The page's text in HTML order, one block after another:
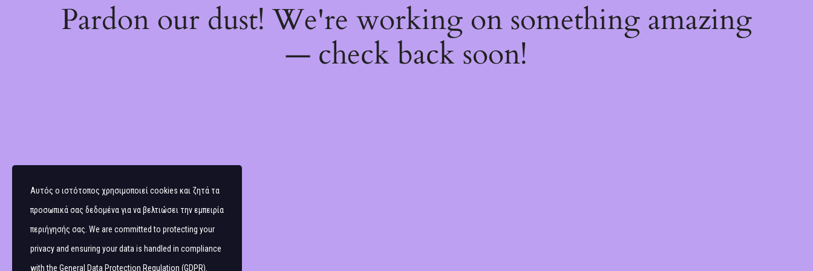
Pardon our dust! We're working on something amazing
— check back soon!
Αυτός ο ιστότοπος χρησιμοποιεί cookies και ζητά τα
προσωπικά σας δεδομένα για να βελτιώσει την εμπειρία
περιήγησής σας. We are committed to protecting your
privacy and ensuring your data is handled in compliance
with the General Data Protection Regulation (GDPR)